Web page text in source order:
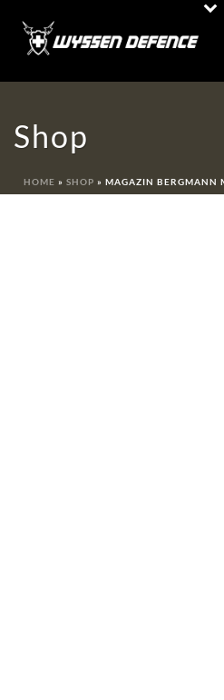
Shop
HOME » SHOP » MAGAZIN BERGMANN